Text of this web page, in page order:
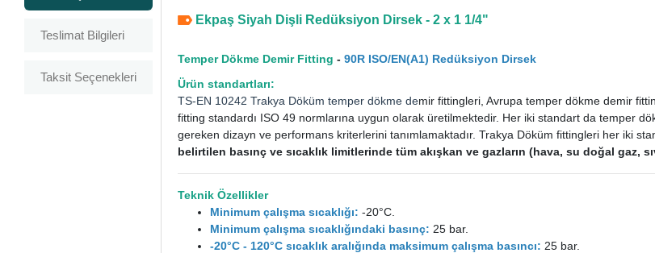
Teslimat Bilgileri
Taksit Seçenekleri
Ekpaş Siyah Dişli Redüksiyon Dirsek - 2 x 1 1/4"
Temper Dökme Demir Fitting -90R ISO/EN(A1) Redüksiyon Dirsek
Ürün standartları:
TS-EN 10242Trakya Döküm temper dökme demir fittingleri, Avrupa temper dökme demir
fitting standardı ISO 49 normlarına uygun olarak üretilmektedir. Her iki standart da temper
gereken dizayn ve performans kriterlerini tanımlamaktadır. Trakya Döküm fittingleri her iki
belirtilen basınç ve sıcaklık limitlerinde tüm akışkan ve gazların (hava, su doğal gaz,
Teknik Özellikler
Minimum çalışma sıcaklığı: -20°C.
Minimum çalışma sıcaklığındaki basınç: 25 bar.
-20°C - 120°C sıcaklık aralığında maksimum çalışma basıncı: 25 bar.